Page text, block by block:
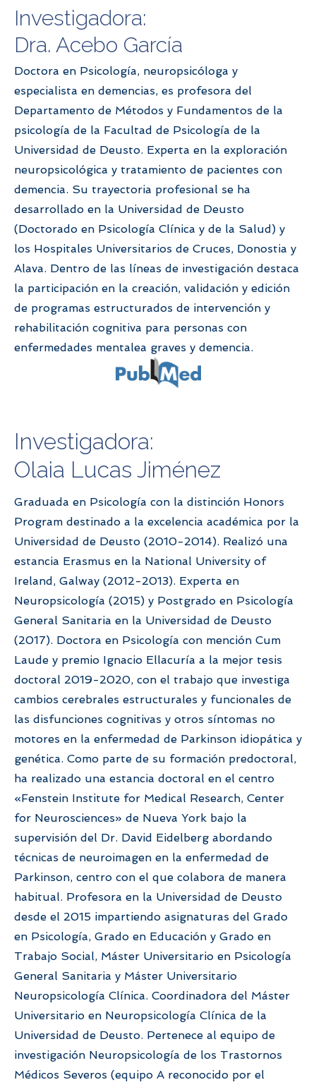
Investigadora:
Dra. Acebo García
Doctora en Psicología, neuropsicóloga y
especialista en demencias, es profesora del
Departamento de Métodos y Fundamentos de la
psicología de la Facultad de Psicología de la
Universidad de Deusto. Experta en la exploración
neuropsicológica y tratamiento de pacientes con
demencia. Su trayectoria profesional se ha
desarrollado en la Universidad de Deusto
(Doctorado en Psicología Clínica y de la Salud) y
los Hospitales Universitarios de Cruces, Donostia y
Alava. Dentro de las líneas de investigación destaca
la participación en la creación, validación y edición
de programas estructurados de intervención y
rehabilitación cognitiva para personas con
enfermedades mentalea graves y demencia.
Investigadora:
Olaia Lucas Jiménez
Graduada en Psicología con la distinción Honors
Program destinado a la excelencia académica por la
Universidad de Deusto (2010-2014). Realizó una
estancia Erasmus en la National University of
Ireland, Galway (2012-2013). Experta en
Neuropsicología (2015) y Postgrado en Psicología
General Sanitaria en la Universidad de Deusto
(2017). Doctora en Psicología con mención Cum
Laude y premio Ignacio Ellacuría a la mejor tesis
doctoral 2019-2020, con el trabajo que investiga
cambios cerebrales estructurales y funcionales de
las disfunciones cognitivas y otros síntomas no
motores en la enfermedad de Parkinson idiopática y
genética. Como parte de su formación predoctoral,
ha realizado una estancia doctoral en el centro
«Fenstein Institute for Medical Research, Center
for Neurosciences» de Nueva York bajo la
supervisión del Dr. David Eidelberg abordando
técnicas de neuroimagen en la enfermedad de
Parkinson, centro con el que colabora de manera
habitual. Profesora en la Universidad de Deusto
desde el 2015 impartiendo asignaturas del Grado
en Psicología, Grado en Educación y Grado en
Trabajo Social, Máster Universitario en Psicología
General Sanitaria y Máster Universitario
Neuropsicología Clínica. Coordinadora del Máster
Universitario en Neuropsicología Clínica de la
Universidad de Deusto. Pertenece al equipo de
investigación Neuropsicología de los Trastornos
Médicos Severos (equipo A reconocido por el